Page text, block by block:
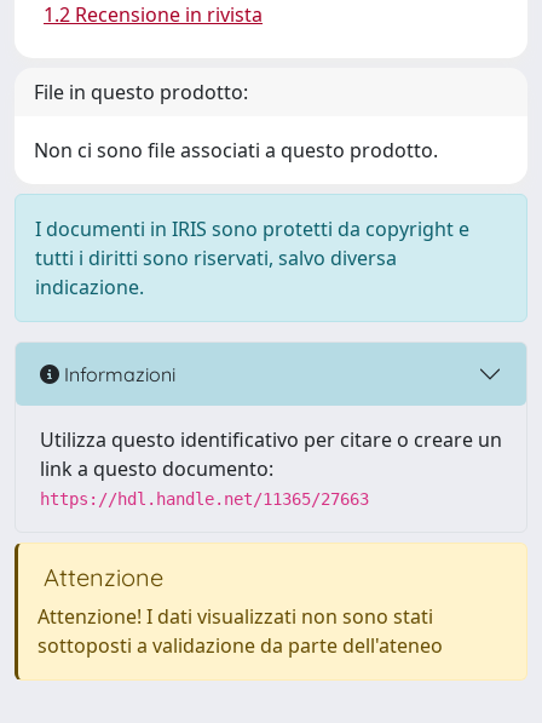
1.2 Recensione in rivista
File in questo prodotto:
Non ci sono file associati a questo prodotto.
I documenti in IRIS sono protetti da copyright e
tutti i diritti sono riservati, salvo diversa
indicazione.
Informazioni
Utilizza questo identificativo per citare o creare un
link a questo documento:
https://hdl.handle.net/11365/27663
Attenzione
Attenzione! I dati visualizzati non sono stati
sottoposti a validazione da parte dell'ateneo